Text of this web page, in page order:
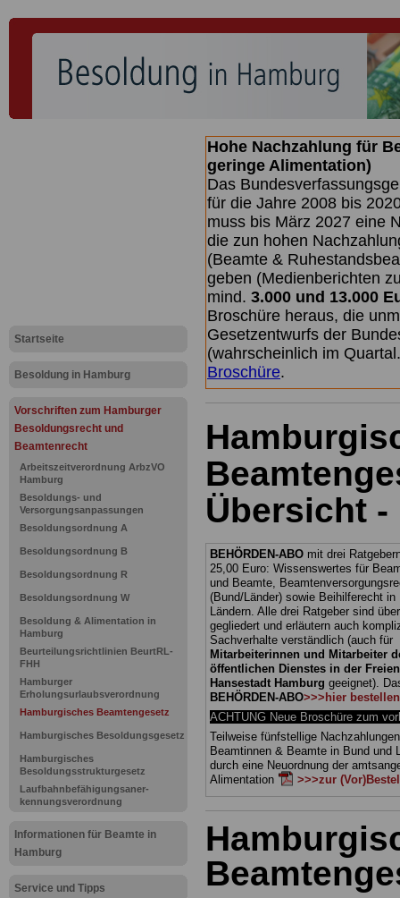
Startseite
Besoldung in Hamburg
Vorschriften zum Hamburger
Besoldungsrecht und
Beamtenrecht
Arbeitszeitverordnung ArbzVO
Hamburg
Besoldungs- und
Versorgungsanpassungen
Besoldungsordnung A
Besoldungsordnung B
Besoldungsordnung R
Besoldungsordnung W
Besoldung & Alimentation in
Hamburg
Beurteilungsrichtlinien BeurtRL-
FHH
Hamburger
Erholungsurlaubsverordnung
Hamburgisches Beamtengesetz
Hamburgisches Besoldungsgesetz
Hamburgisches
Besoldungsstrukturgesetz
Laufbahnbefähigungsaner-
kennungsverordnung
Informationen für Beamte in
Hamburg
Service und Tipps
Hohe Nachzahlung für
geringe Alimentation)
Das
für die Jahre 2008 bis
muss bis März 2027 eine
die zun hohen
(Beamte &
geben (Medienberichten
mind. 3.000 und 13.000
Broschüre heraus, die
Gesetzentwurfs der
(wahrscheinlich im
Broschüre.
Übersicht -
BEHÖRDEN-ABO mit drei
25,00 Euro: Wissenswertes für
und Beamte,
(Bund/Länder) sowie Beihilferecht in
Ländern. Alle drei Ratgeber sind
gegliedert und erläutern auch
Sachverhalte verständlich (auch für
Mitarbeiterinnen und Mitarbeiter
öffentlichen Dienstes in der
Hansestadt Hamburg geeignet).
BEHÖRDEN-ABO>>>hier bestellen
ACHTUNG Neue Broschüre zum
Teilweise fünfstellige
Beamtinnen & Beamte in Bund und
durch eine Neuordnung der
Alimentation
>>>zur